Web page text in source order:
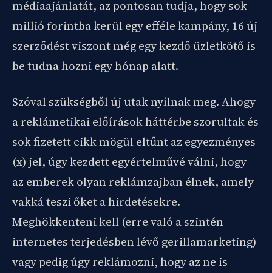
médiaajánlatát, az pontosan tudja, hogy sok
millió forintba kerül egy efféle kampány, 16 új
szerződést viszont még egy kezdő üzletkötő is
be tudna hozni egy hónap alatt.
Szóval szükségből új utak nyílnak meg. Ahogy
a reklámetikai előírások háttérbe szorultak és
sok fizetett cikk mögül eltűnt az egyezményes
(x) jel, úgy kezdett egyértelművé válni, hogy
az emberek olyan reklámzajban élnek, amely
vakká teszi őket a hirdetésekre.
Meghökkenteni kell (erre való a szintén
internetes terjedésben lévő gerillamarketing)
vagy pedig úgy reklámozni, hogy az ne is